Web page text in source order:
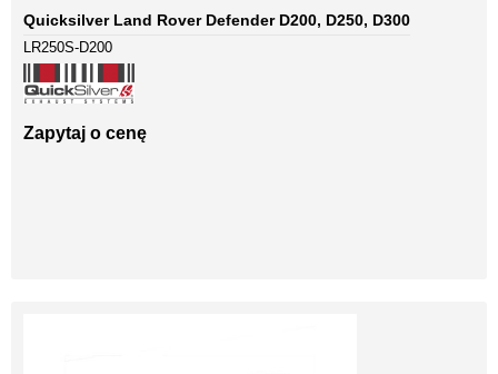
Quicksilver Land Rover Defender D200, D250, D300
LR250S-D200
Zapytaj o cenę